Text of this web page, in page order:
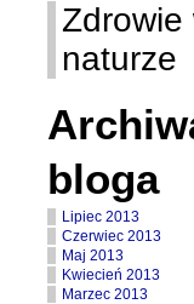
Zdrowie
naturze
bloga
Lipiec 2013
Czerwiec 2013
Maj 2013
Kwiecień 2013
Marzec 2013